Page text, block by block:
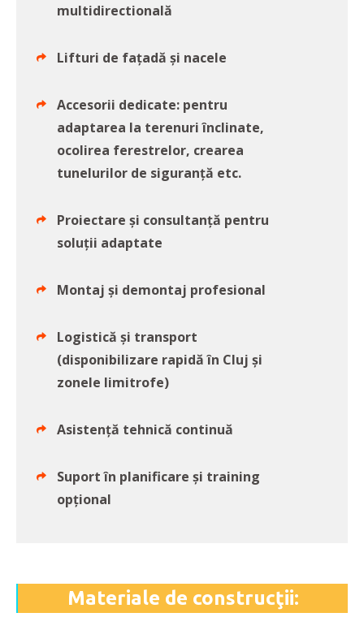
multidirectională
Lifturi de fațadă și nacele
Accesorii dedicate: pentru
adaptarea la terenuri înclinate,
ocolirea ferestrelor, crearea
tunelurilor de siguranță etc.
Proiectare și consultanță pentru
soluții adaptate
Montaj și demontaj profesional
Logistică și transport
(disponibilizare rapidă în Cluj și
zonele limitrofe)
Asistență tehnică continuă
Suport în planificare şi training
opţional
Materiale de construcţii: